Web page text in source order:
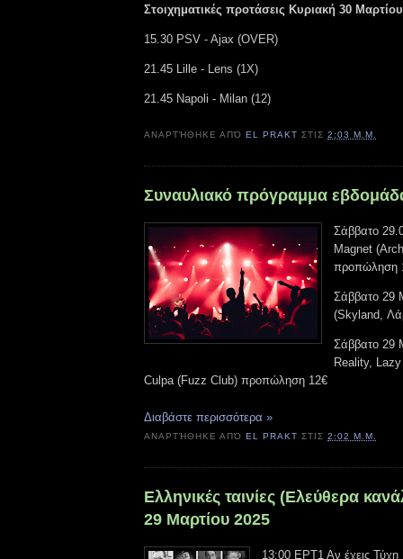
Στοιχηματικές προτάσεις Κυριακή 30
15.30 PSV - Ajax (OVER)
21.45 Lille - Lens (1Χ)
21.45 Napoli - Milan (12)
ΑΝΑΡΤΉΘΗΚΕ ΑΠΌEL PRAKT ΣΤΙΣ2:03 Μ.Μ.
Συναυλιακό πρόγραμμα
Σάββατο
Magnet
προπώληση
Σάββατο 29
(Skyland,
Σάββατο 29
Reality,
Culpa (Fuzz Club) προπώληση 12€
Διαβάστε περισσότερα »
ΑΝΑΡΤΉΘΗΚΕ ΑΠΌEL PRAKT ΣΤΙΣ2:02 Μ.Μ.
Ελληνικές ταινίες (Ελεύθερα
29 Μαρτίου 2025
13:00 ΕΡΤ1 Αν έχεις